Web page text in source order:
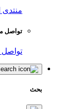
منتدى
تواصل
تواصل
بحث